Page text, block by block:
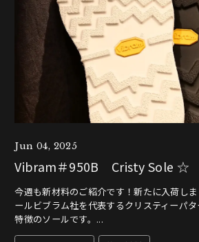
Jun 04, 2025
Vibram＃950B Cristy Sole ☆
今週も新材料のご紹介です！新たに入荷し
ールビブラム社を代表するクリスティーパ
特徴のソールです。...